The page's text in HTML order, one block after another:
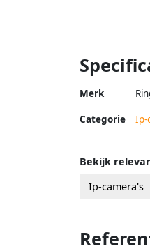
Merk
Categorie Ip-
Bekijk
Ip-camera's